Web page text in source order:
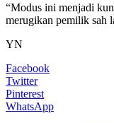
“Modus ini menjadi
merugikan pemilik sah
YN
Facebook
Twitter
Pinterest
WhatsApp